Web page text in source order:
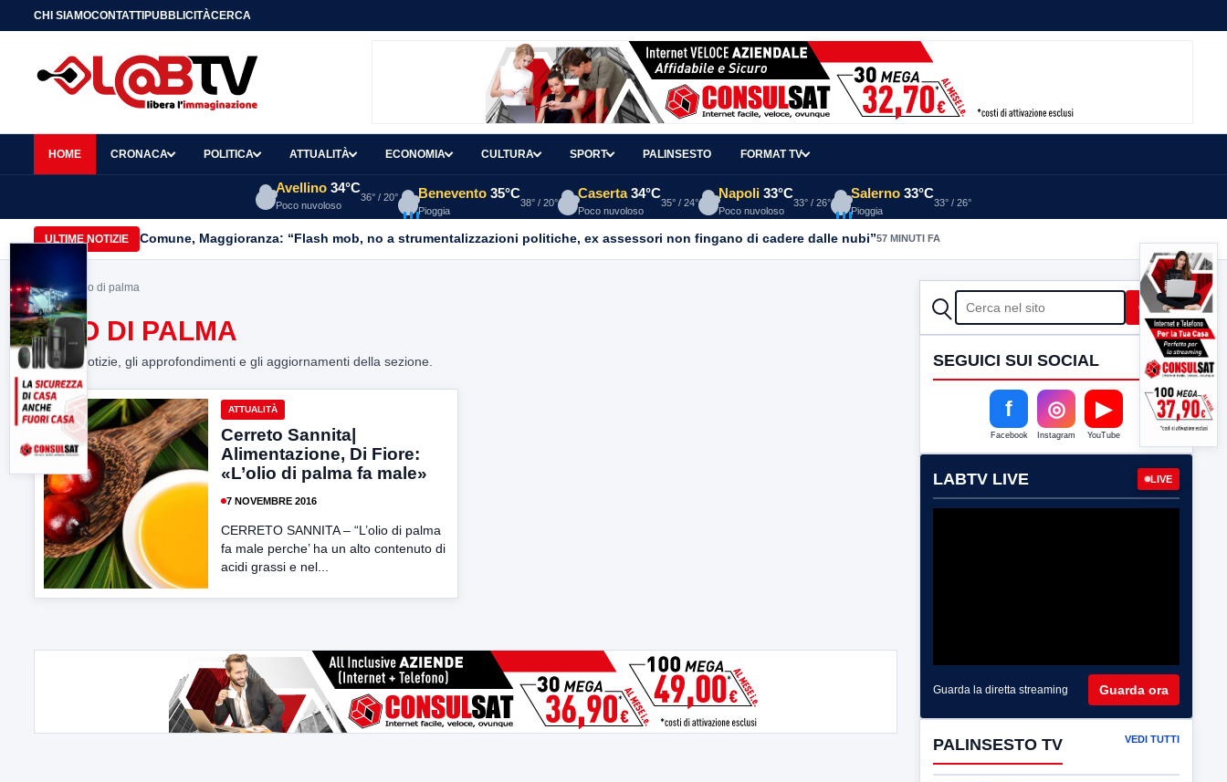
CHI SIAMOCONTATTIPUBBLICITÀCERCA
HOME CRONACA POLITICA ATTUALITÀ ECONOMIA CULTURA SPORT PALINSESTO FORMAT TV
Avellino 34°C
Poco nuvoloso
36° / 20° Benevento 35°C
Pioggia
38° / 20°
Caserta 34°C
Poco nuvoloso
35° / 24°
Napoli 33°C
Poco nuvoloso
33° / 26°
Salerno 33°C
Pioggia
33° / 26°
ULTIME NOTIZIE Comune, Maggioranza: “Flash mob, no a strumentalizzazioni politiche, ex assessori non fingano di cadere dalle nubi”57 MINUTI FA
Home> olio di palma
OLIO DI PALMA
Tutte le notizie, gli approfondimenti e gli aggiornamenti della sezione.
ATTUALITÀ
Cerreto Sannita|
Alimentazione, Di Fiore:
«L’olio di palma fa male»
7 NOVEMBRE 2016
CERRETO SANNITA – “L’olio di palma
fa male perche’ ha un alto contenuto di
acidi grassi e nel...
CERCA Cerca
SEGUICI SUI SOCIAL
f
Facebook
◎
Instagram
▶
YouTube
LABTV LIVE LIVE
Guarda la diretta streaming Guarda ora
PALINSESTO TV VEDI TUTTI